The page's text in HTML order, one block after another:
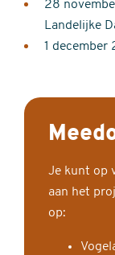
28
Landelijke
1
Je kunt op
aan het
op: